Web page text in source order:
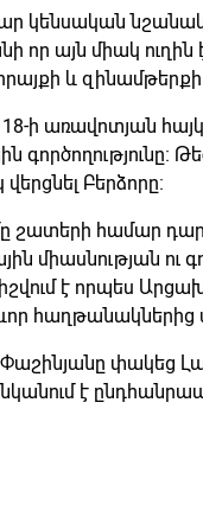
կենսական
որ այն միակ
և
ի առավոտյան
Բերձորը։
շատերի համար
միասնության ու
է որպես
հաղթանակներից
փակեց
է